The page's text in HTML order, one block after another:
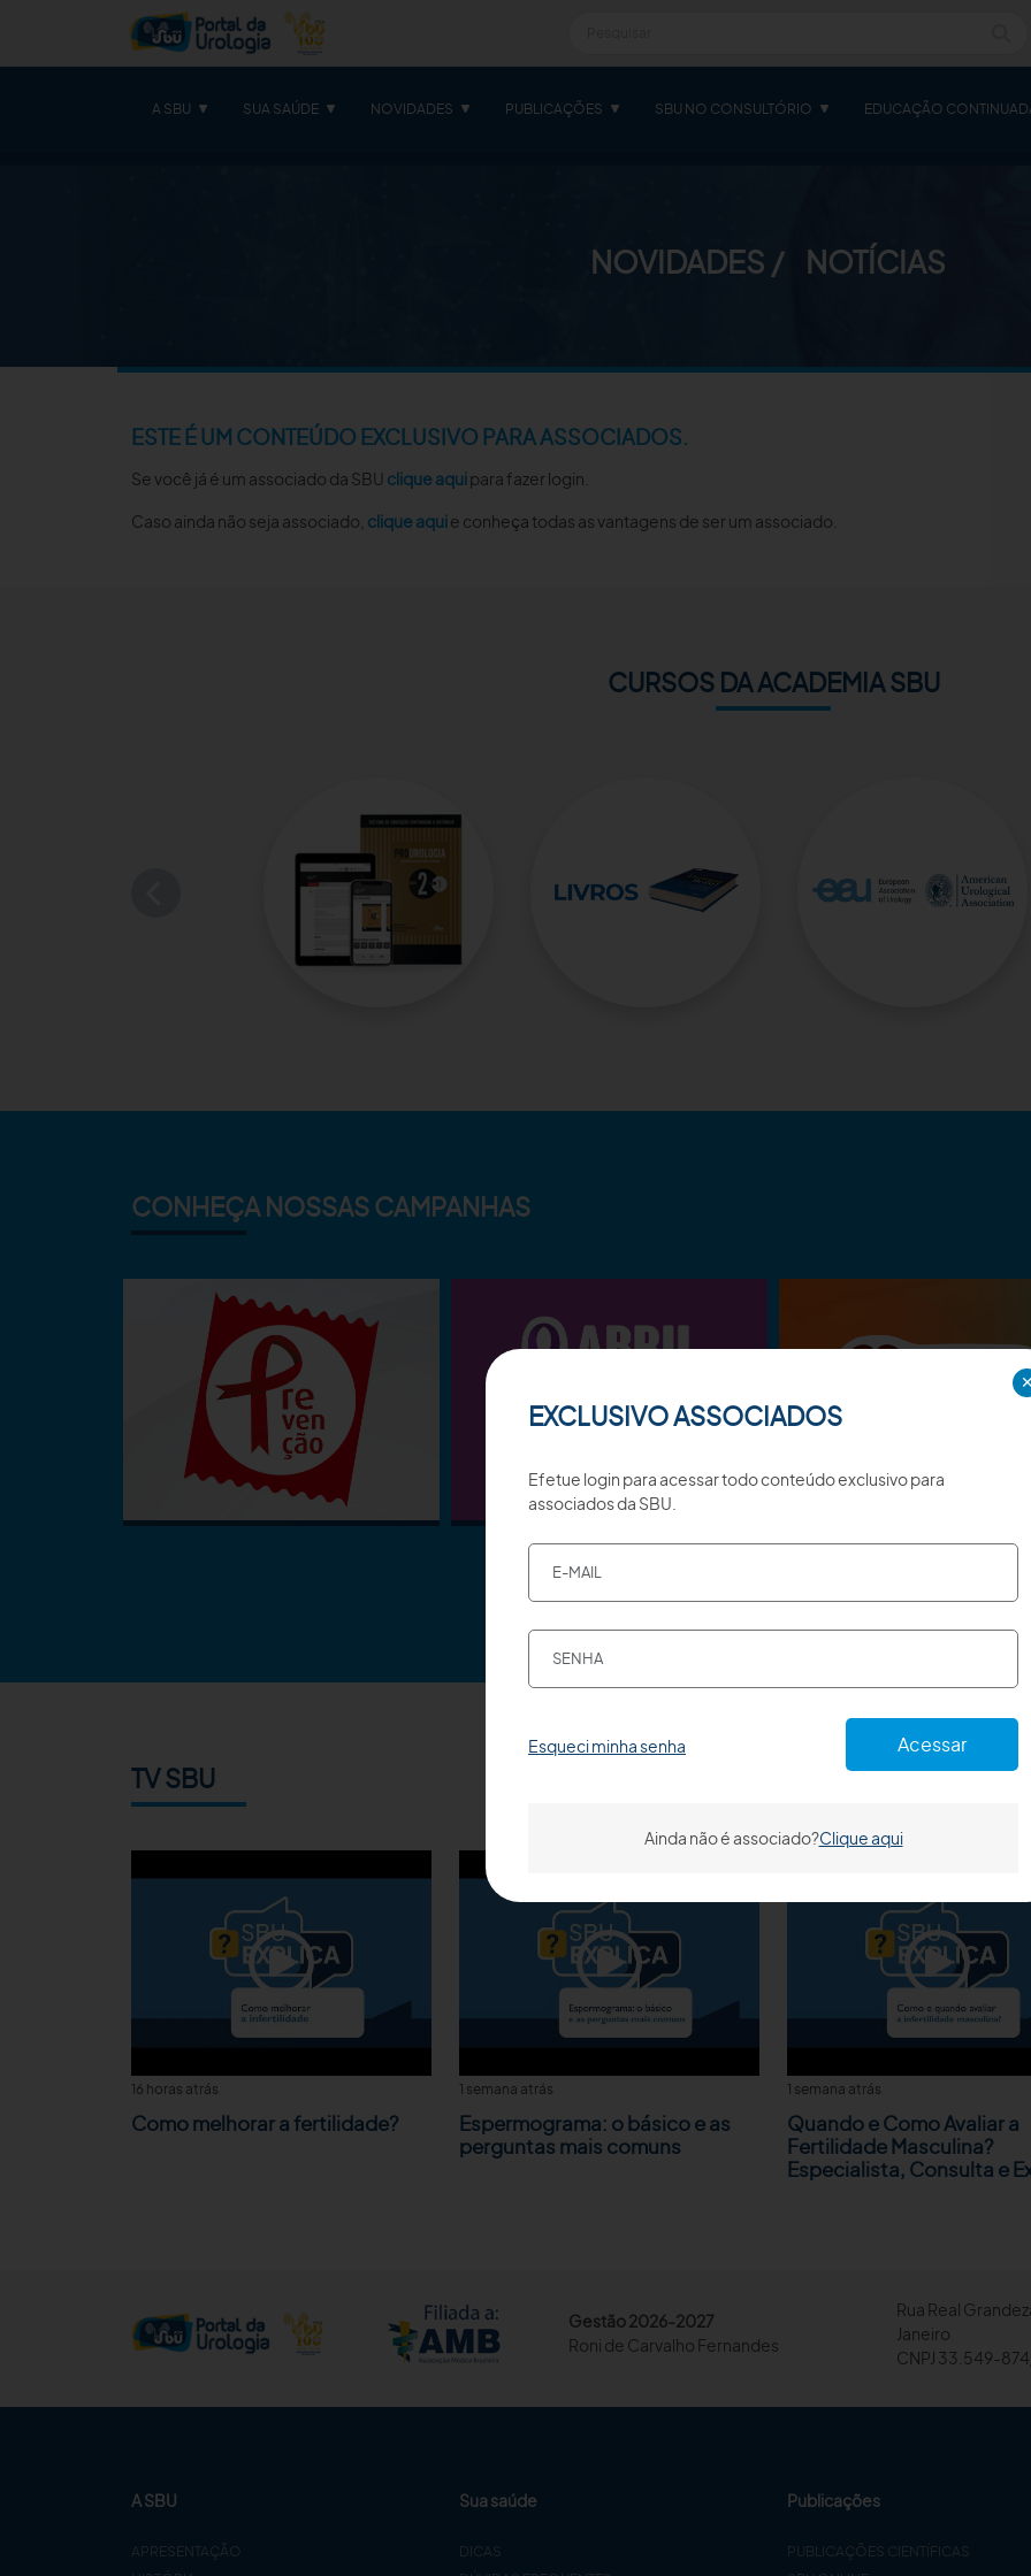
A SBU SUA SAÚDE NOVIDADES PUBLICAÇÕES SBU NO CONSULTÓRIO EDUCAÇÃO
NOVIDADES NOTÍCIAS
ESTE É UM CONTEÚDO EXCLUSIVO PARA ASSOCIADOS.
Se você já é um associado da SBU clique aquipara fazer login.
Caso ainda não seja associado, clique aquie conheça todas as vantagens de ser um associado.
CURSOS DA ACADEMIA SBU
CONHEÇA NOSSAS CAMPANHAS
TV SBU
16 horas atrás
Como melhorar a fertilidade?
1 semana atrás
Espermograma: o básico e as
perguntas mais comuns
1 semana atrás
Quando e Como Avaliar a
Fertilidade Masculina?
Especialista, Consulta e
Gestão 2026-2027
Roni de Carvalho Fernandes
Rua Real
Janeiro
CNPJ 33.549-
A SBU
APRESENTAÇÃO
Sua saúde
DICAS
Publicações
PUBLICAÇÕES CIENTÍFICAS
EXCLUSIVO ASSOCIADOS
Efetue login para acessar todo conteúdo exclusivo para
associados da SBU.
Esqueci minha senha Acessar
Ainda não é associado?Clique aqui